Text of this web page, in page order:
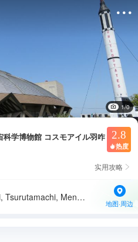

1/0
科学博物館 コスモアイル羽咋 2.8
 热度
实用攻略 
日本〒925-0027 Ishikawa, Hakui, Tsurutamachi, Menda−２５
地图·周边